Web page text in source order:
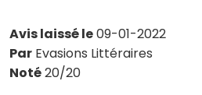
Avis laissé le09-01-2022
Par Evasions Littéraires
Noté20/20